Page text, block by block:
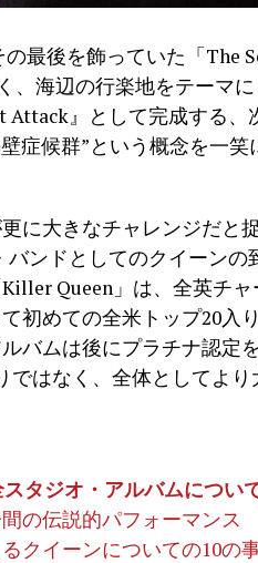
最後を飾っていた「The
、海辺の行楽地をテーマ
』として完成する、
症候群”という概念を一
に大きなチャレンジだと
ンドとしてのクイーンの
Queen」は、全英チ
初めての全米トップ20入
バムは後にプラチナ認定
はなく、全体としてよ
タジオ・アルバムについ
の伝説的パフォーマンス
クイーンについての10の